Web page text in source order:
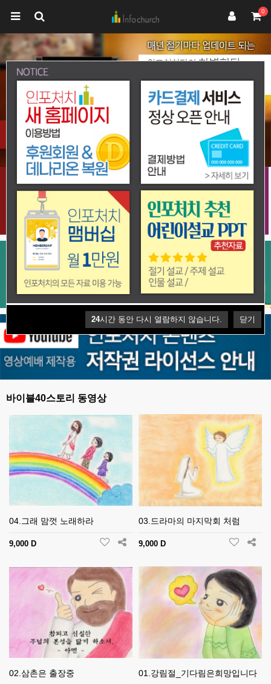
24시간 동안 다시 열람하지 않습니다. 닫기
0
2/4
바이블40스토리 동영상
04.그래 맘껏 노래하라
9,000 D
03.드라마의 마지막회 처럼
9,000 D
02.삼촌은 출장중 01.강림절_기다림은희망입니다